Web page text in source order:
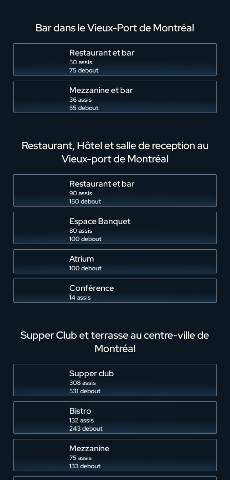
Bar dans le Vieux-Port de Montréal
Restaurant et bar
50 assis
75 debout
Mezzanine et bar
36 assis
55 debout
Restaurant, Hôtel et salle de reception au
Vieux-port de Montréal
Restaurant et bar
90 assis
150 debout
Espace Banquet
80 assis
100 debout
Atrium
100 debout
Conférence
14 assis
Supper Club et terrasse au centre-ville de
Montréal
Supper club
308 assis
531 debout
Bistro
132 assis
243 debout
Mezzanine
75 assis
133 debout
Dates et heures flexibles / peut encore changer
Quelle(s) date(s) souhaitez-vous ?